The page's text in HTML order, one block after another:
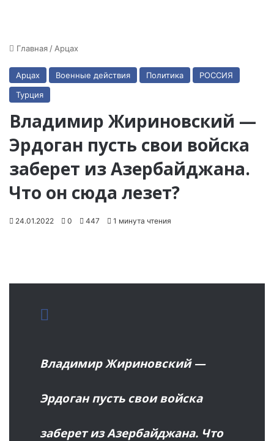
Главная / Арцах
Арцах Военные действия Политика
РОССИЯ
Турция
Владимир Жириновский —
Эрдоган пусть свои войска
заберет из Азербайджана.
Что он сюда лезет?
24.01.2022 0 447 1 минута чтения
Владимир Жириновский —
Эрдоган пусть свои войска
заберет из Азербайджана. Что